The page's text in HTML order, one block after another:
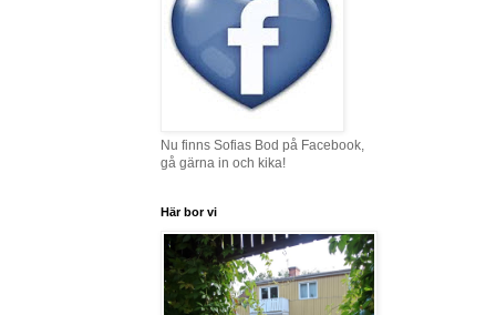
Nu finns Sofias Bod på Facebook,
gå gärna in och kika!
Här bor vi